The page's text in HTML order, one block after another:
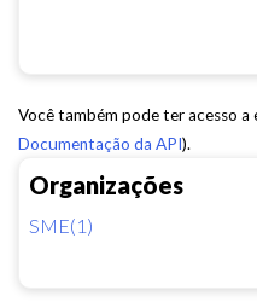
Organizações
SME(1)
Você também pode ter acesso a
Documentação da API).